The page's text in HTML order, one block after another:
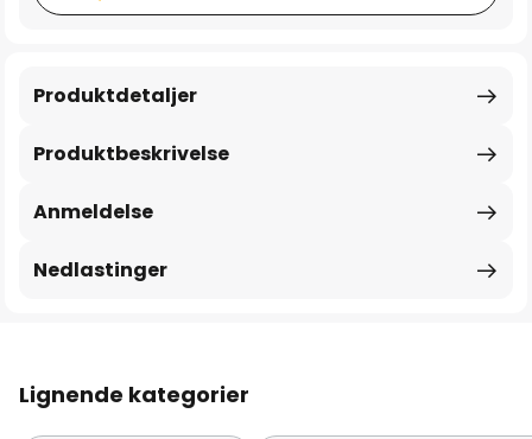
Produktbeskrivelse
Produktdetaljer
Anmeldelse
Nedlastinger
Lignende kategorier